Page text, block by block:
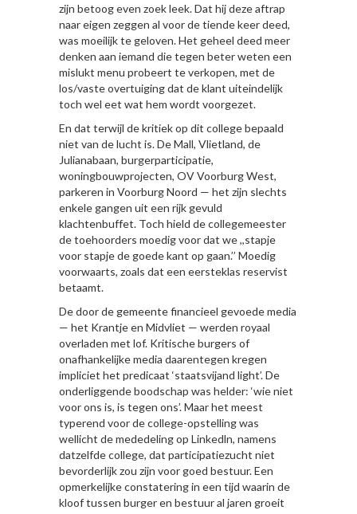
zijn betoog even zoek leek. Dat hij deze aftrap
naar eigen zeggen al voor de tiende keer deed,
was moeilijk te geloven. Het geheel deed meer
denken aan iemand die tegen beter weten een
mislukt menu probeert te verkopen, met de
los/vaste overtuiging dat de klant uiteindelijk
toch wel eet wat hem wordt voorgezet.
En dat terwijl de kritiek op dit college bepaald
niet van de lucht is. De Mall, Vlietland, de
Julianabaan, burgerparticipatie,
woningbouwprojecten, OV Voorburg West,
parkeren in Voorburg Noord — het zijn slechts
enkele gangen uit een rijk gevuld
klachtenbuffet. Toch hield de collegemeester
de toehoorders moedig voor dat we ,,stapje
voor stapje de goede kant op gaan.’’ Moedig
voorwaarts, zoals dat een eersteklas reservist
betaamt.
De door de gemeente financieel gevoede media
— het Krantje en Midvliet — werden royaal
overladen met lof. Kritische burgers of
onafhankelijke media daarentegen kregen
impliciet het predicaat ‘staatsvijand light’. De
onderliggende boodschap was helder: ‘wie niet
voor ons is, is tegen ons’. Maar het meest
typerend voor de college-opstelling was
wellicht de mededeling op Linkedln, namens
datzelfde college, dat participatiezucht niet
bevorderlijk zou zijn voor goed bestuur. Een
opmerkelijke constatering in een tijd waarin de
kloof tussen burger en bestuur al jaren groeit